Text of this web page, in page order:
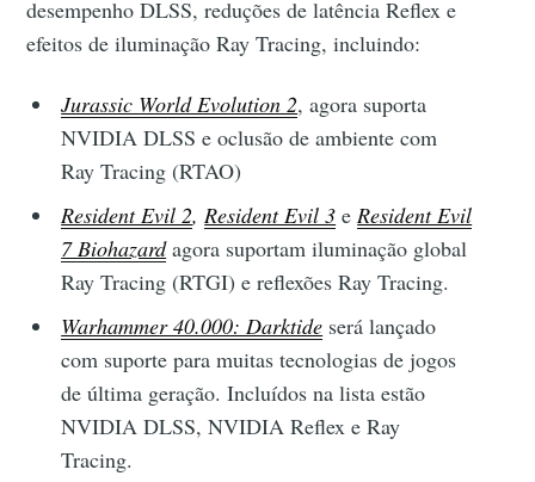
desempenho DLSS, reduções de latência Reflex e
efeitos de iluminação Ray Tracing, incluindo:
Jurassic World Evolution 2, agora suporta
NVIDIA DLSS e oclusão de ambiente com
Ray Tracing (RTAO)
Resident Evil 2,Resident Evil 3 eResident Evil
7 Biohazardagora suportam iluminação global
Ray Tracing (RTGI) e reflexões Ray Tracing.
Warhammer 40.000: Darktide será lançado
com suporte para muitas tecnologias de jogos
de última geração. Incluídos na lista estão
NVIDIA DLSS, NVIDIA Reflex e Ray
Tracing.